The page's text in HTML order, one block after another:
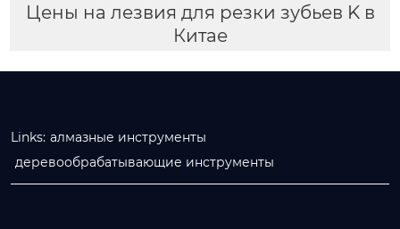
Цены на лезвия для резки зубьев K в
Китае
Links: алмазные инструменты
деревообрабатывающие инструменты